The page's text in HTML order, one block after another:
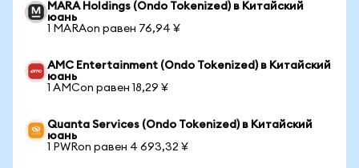
MARA Holdings (Ondo Tokenized) в Китайский
юань
1 MARAon равен 76,94 ¥
AMC Entertainment (Ondo Tokenized) в Китайский
юань
1 AMCon равен 18,29 ¥
Quanta Services (Ondo Tokenized) в Китайский
юань
1 PWRon равен 4 693,32 ¥